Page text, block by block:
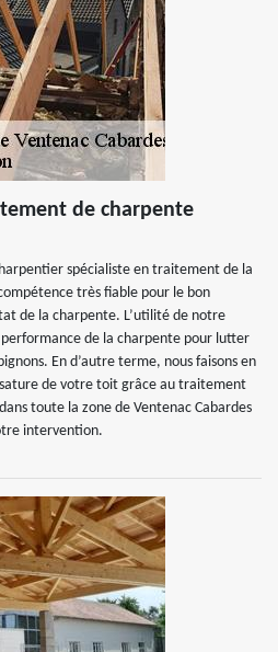
de charpente
spécialiste en traitement de la
très fiable pour le bon
de la charpente. L’utilité de notre
de la charpente pour lutter
En d’autre terme, nous faisons en
de votre toit grâce au traitement
toute la zone de Ventenac Cabardes
intervention.